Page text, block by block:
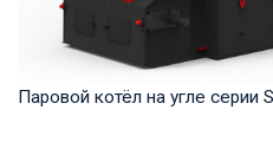
Паровой котёл на угле серии